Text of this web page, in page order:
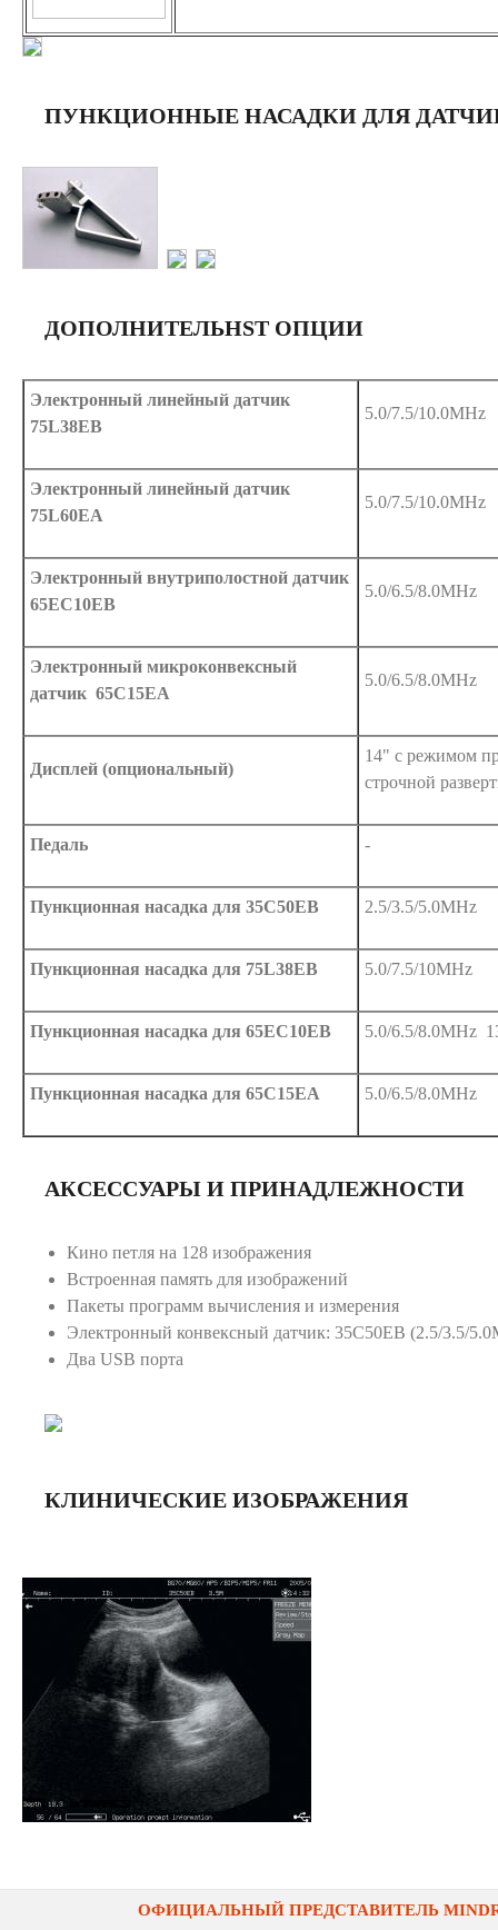
ПУНКЦИОННЫЕ НАСАДКИ ДЛЯ
ДОПОЛНИТЕЛЬНST ОПЦИИ
Электронный линейный датчик
75L38EB
5.0/7.5/10.0MHz
Электронный линейный датчик
75L60EA
5.0/7.5/10.0MHz
Электронный внутриполостной датчик
65EC10EB
5.0/6.5/8.0MHz
Электронный микроконвексный
датчик 65C15EA
5.0/6.5/8.0MHz
Дисплей (опциональный)
14" с режимом
строчной
Педаль -
Пункционная насадка для 35C50EB 2.5/3.5/5.0MHz
Пункционная насадка для 75L38EB 5.0/7.5/10MHz
Пункционная насадка для 65EC10EB 5.0/6.5/8.0MHz
Пункционная насадка для 65C15EA 5.0/6.5/8.0MHz
АКСЕССУАРЫ И ПРИНАДЛЕЖНОСТИ
Кино петля на 128 изображения
Встроенная память для изображений
Пакеты программ вычисления и измерения
Электронный конвексный датчик: 35C50EB (2.5/3.5/
Два USB порта
КЛИНИЧЕСКИЕ ИЗОБРАЖЕНИЯ
ОФИЦИАЛЬНЫЙ ПРЕДСТАВИТЕЛЬ